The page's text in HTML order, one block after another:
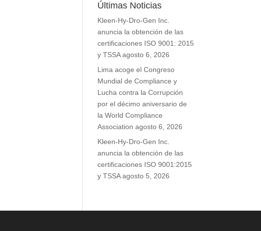
Últimas Noticias
Kleen-Hy-Dro-Gen Inc.
anuncia la obtención de las
certificaciones ISO 9001: 2015
y TSSA agosto 6, 2026
Lima acoge el Congreso
Mundial de Compliance y
Lucha contra la Corrupción
por el décimo aniversario de
la World Compliance
Association agosto 6, 2026
Kleen-Hy-Dro-Gen Inc.
anuncia la obtención de las
certificaciones ISO 9001:2015
y TSSA agosto 5, 2026